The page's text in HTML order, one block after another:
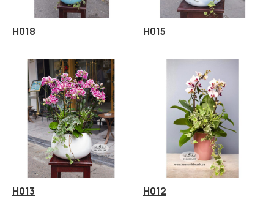
H018 H015
H013 H012